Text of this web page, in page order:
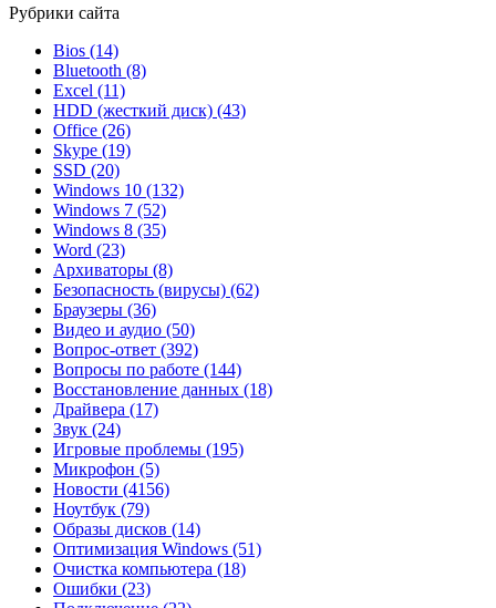
Рубрики сайта
Bios (14)
Bluetooth (8)
Excel (11)
HDD (жесткий диск) (43)
Office (26)
Skype (19)
SSD (20)
Windows 10 (132)
Windows 7 (52)
Windows 8 (35)
Word (23)
Архиваторы (8)
Безопасность (вирусы) (62)
Браузеры (36)
Видео и аудио (50)
Вопрос-ответ (392)
Вопросы по работе (144)
Восстановление данных (18)
Драйвера (17)
Звук (24)
Игровые проблемы (195)
Микрофон (5)
Новости (4156)
Ноутбук (79)
Образы дисков (14)
Оптимизация Windows (51)
Очистка компьютера (18)
Ошибки (23)